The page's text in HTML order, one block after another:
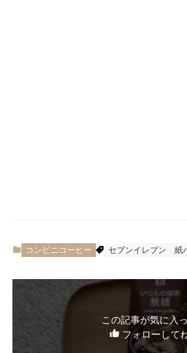
コンビニコーヒー セブンイレブン 紙
この記事が気に入
フォローして